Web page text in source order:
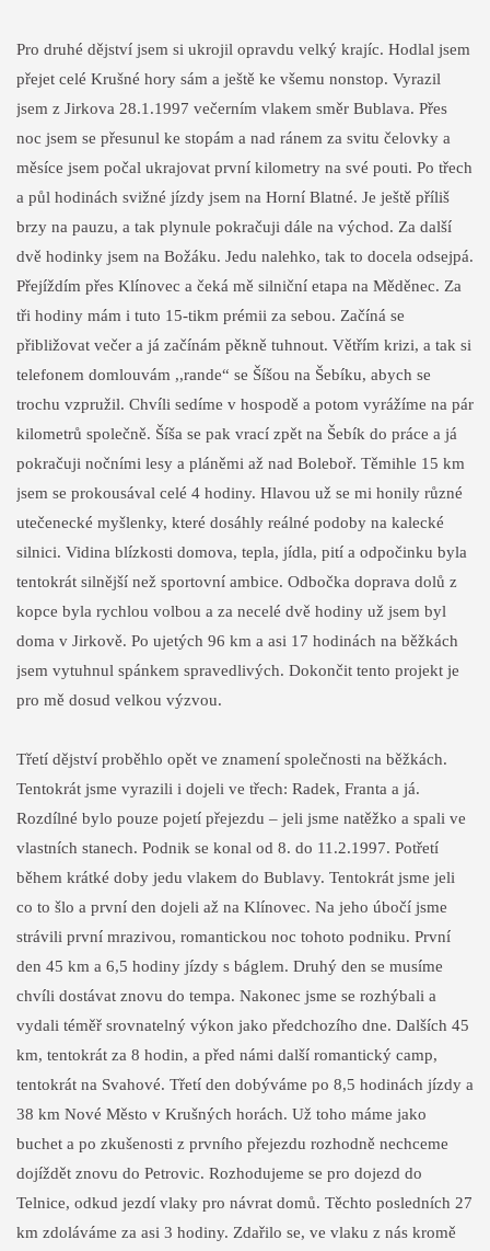
Pro druhé dějství jsem si ukrojil opravdu velký krajíc. Hodlal jsem
přejet celé Krušné hory sám a ještě ke všemu nonstop. Vyrazil
jsem z Jirkova 28.1.1997 večerním vlakem směr Bublava. Přes
noc jsem se přesunul ke stopám a nad ránem za svitu čelovky a
měsíce jsem počal ukrajovat první kilometry na své pouti. Po třech
a půl hodinách svižné jízdy jsem na Horní Blatné. Je ještě příliš
brzy na pauzu, a tak plynule pokračuji dále na východ. Za další
dvě hodinky jsem na Božáku. Jedu nalehko, tak to docela odsejpá.
Přejíždím přes Klínovec a čeká mě silniční etapa na Měděnec. Za
tři hodiny mám i tuto 15-tikm prémii za sebou. Začíná se
přibližovat večer a já začínám pěkně tuhnout. Větřím krizi, a tak si
telefonem domlouvám ,,rande“ se Šíšou na Šebíku, abych se
trochu vzpružil. Chvíli sedíme v hospodě a potom vyrážíme na pár
kilometrů společně. Šíša se pak vrací zpět na Šebík do práce a já
pokračuji nočními lesy a pláněmi až nad Boleboř. Těmihle 15 km
jsem se prokousával celé 4 hodiny. Hlavou už se mi honily různé
utečenecké myšlenky, které dosáhly reálné podoby na kalecké
silnici. Vidina blízkosti domova, tepla, jídla, pití a odpočinku byla
tentokrát silnější než sportovní ambice. Odbočka doprava dolů z
kopce byla rychlou volbou a za necelé dvě hodiny už jsem byl
doma v Jirkově. Po ujetých 96 km a asi 17 hodinách na běžkách
jsem vytuhnul spánkem spravedlivých. Dokončit tento projekt je
pro mě dosud velkou výzvou.
Třetí dějství proběhlo opět ve znamení společnosti na běžkách.
Tentokrát jsme vyrazili i dojeli ve třech: Radek, Franta a já.
Rozdílné bylo pouze pojetí přejezdu – jeli jsme natěžko a spali ve
vlastních stanech. Podnik se konal od 8. do 11.2.1997. Potřetí
během krátké doby jedu vlakem do Bublavy. Tentokrát jsme jeli
co to šlo a první den dojeli až na Klínovec. Na jeho úbočí jsme
strávili první mrazivou, romantickou noc tohoto podniku. První
den 45 km a 6,5 hodiny jízdy s báglem. Druhý den se musíme
chvíli dostávat znovu do tempa. Nakonec jsme se rozhýbali a
vydali téměř srovnatelný výkon jako předchozího dne. Dalších 45
km, tentokrát za 8 hodin, a před námi další romantický camp,
tentokrát na Svahové. Třetí den dobýváme po 8,5 hodinách jízdy a
38 km Nové Město v Krušných horách. Už toho máme jako
buchet a po zkušenosti z prvního přejezdu rozhodně nechceme
dojíždět znovu do Petrovic. Rozhodujeme se pro dojezd do
Telnice, odkud jezdí vlaky pro návrat domů. Těchto posledních 27
km zdoláváme za asi 3 hodiny. Zdařilo se, ve vlaku z nás kromě